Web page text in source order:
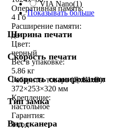
VIA Nano(1)
Показывать больше
Ширина печати
Скорость печати
Скорость сканирования
Тип замка
Вид сканера
Оперативная память:
4 Гб
Расширение памяти:
да
Цвет:
черный
Вес в упаковке:
5.86 кг
Габариты товара (ДxШxВ):
372×253×320 мм
Крепление:
настольное
Гарантия:
1 год